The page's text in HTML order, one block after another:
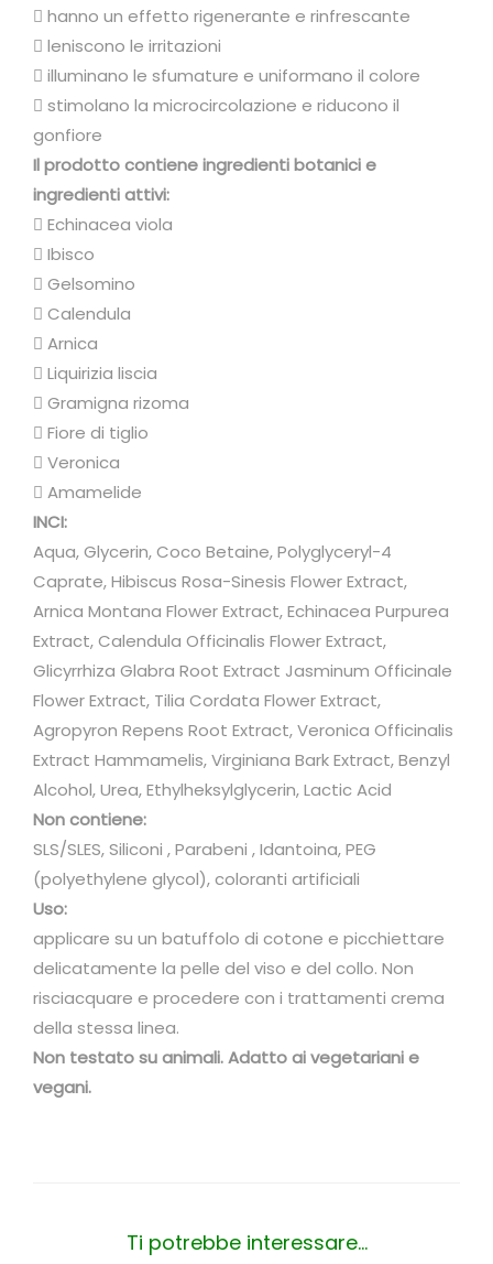
"
r
i
n
g
i
o
v
a
n
e
n
t
e
q
u
a
t
i
t
à
 hanno un effetto rigenerante e rinfrescante
 leniscono le irritazioni
 illuminano le sfumature e uniformano il colore
 stimolano la microcircolazione e riducono il
gonfiore
Il prodotto contiene ingredienti botanici e
ingredienti attivi:
 Echinacea viola
 Ibisco
 Gelsomino
 Calendula
 Arnica
 Liquirizia liscia
 Gramigna rizoma
 Fiore di tiglio
 Veronica
 Amamelide
INCI:
Aqua, Glycerin, Coco Betaine, Polyglyceryl-4
Caprate, Hibiscus Rosa-Sinesis Flower Extract,
Arnica Montana Flower Extract, Echinacea Purpurea
Extract, Calendula Officinalis Flower Extract,
Glicyrrhiza Glabra Root Extract Jasminum Officinale
Flower Extract, Tilia Cordata Flower Extract,
Agropyron Repens Root Extract, Veronica Officinalis
Extract Hammamelis, Virginiana Bark Extract, Benzyl
Alcohol, Urea, Ethylheksylglycerin, Lactic Acid
Non contiene:
SLS/SLES, Siliconi , Parabeni , Idantoina, PEG
(polyethylene glycol), coloranti artificiali
Uso:
applicare su un batuffolo di cotone e picchiettare
delicatamente la pelle del viso e del collo. Non
risciacquare e procedere con i trattamenti crema
della stessa linea.
Non testato su animali. Adatto ai vegetariani e
vegani.
Ti potrebbe interessare…